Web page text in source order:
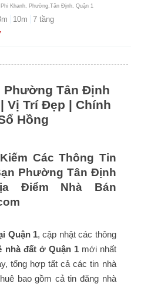
Phi Khanh, Phường.Tân Định, Quận 1
m 10m 7 tầng
Phường Tân Định
Vị Trí Đẹp | Chính
Hồng
Các Thông Tin
Phường Tân Định
Điểm Nhà Bán
Quận 1, cập nhật các thông
nhà đất ở Quận 1mới nhất
tổng hợp tất cả các tin nhà
bao gồm cả tin đăng nhà